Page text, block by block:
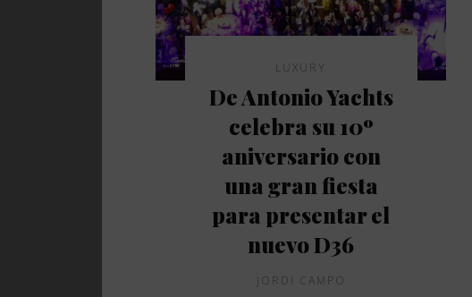
LUXURY
De Antonio Yachts
celebra su 10º
aniversario con
una gran fiesta
para presentar el
nuevo D36
JORDI CAMPO